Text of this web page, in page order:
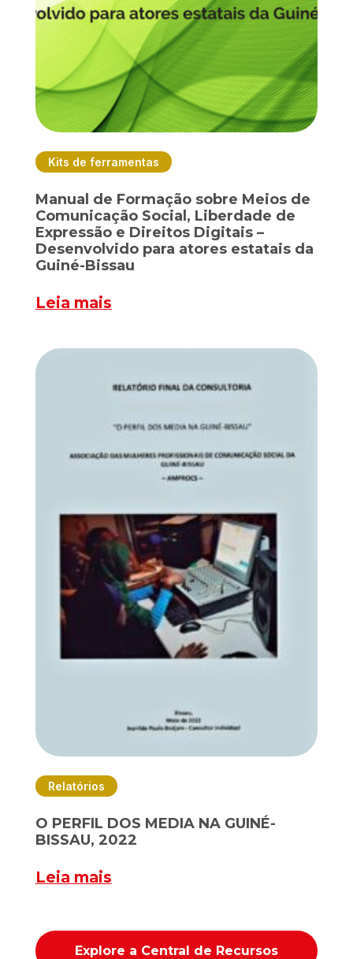
Kits de ferramentas
Manual de Formação sobre Meios de
Comunicação Social, Liberdade de
Expressão e Direitos Digitais –
Desenvolvido para atores estatais da
Guiné-Bissau
Leia mais
Relatórios
O PERFIL DOS MEDIA NA GUINÉ-
BISSAU, 2022
Leia mais
Explore a Central de Recursos